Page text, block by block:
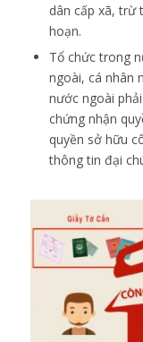
dân cấp xã, trừ
hoạn.
Tổ chức trong
ngoài, cá nhân
nước ngoài
chứng nhận
quyền sở hữu
thông tin đại